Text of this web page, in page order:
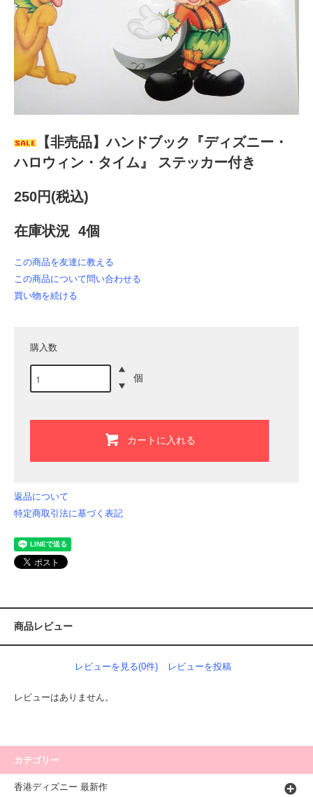
【非売品】ハンドブック『ディズニー・
ハロウィン・タイム』 ステッカー付き
250円(税込)
在庫状況 4個
この商品を友達に教える
この商品について問い合わせる
買い物を続ける
購入数
個
カートに入れる
返品について
特定商取引法に基づく表記
商品レビュー
レビューを見る(0件) レビューを投稿
レビューはありません。
カテゴリー
香港ディズニー 最新作